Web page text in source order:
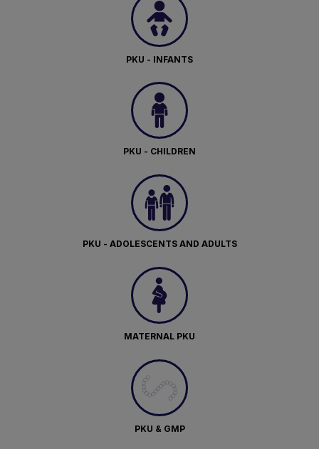
PKU - INFANTS
PKU - CHILDREN
PKU - ADOLESCENTS AND ADULTS
MATERNAL PKU
PKU & GMP